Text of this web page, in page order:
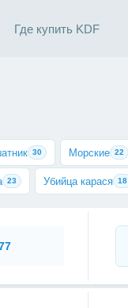
Где купить KDF
30 Морские 22
23 Убийца карася 18